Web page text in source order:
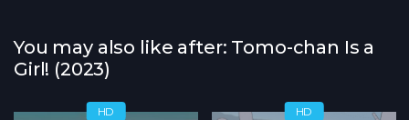
You may also like after: Tomo-chan Is a
Girl! (2023)
HD HD